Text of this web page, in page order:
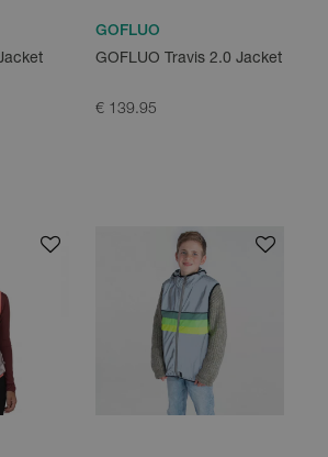
GOFLUO
GOFLUO Travis 2.0 Jacket
€ 139.95